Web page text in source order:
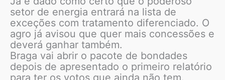
setor de energia entrará na lista de
exceções com tratamento diferenciado. O
agro já avisou que quer mais concessões e
deverá ganhar também.
Braga vai abrir o pacote de bondades
depois de apresentado o primeiro relatório